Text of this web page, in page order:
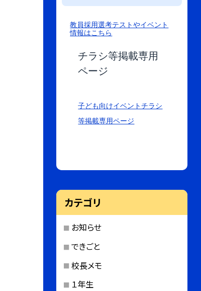
教員採用選考テストやイベント
情報はこちら
チラシ等掲載専用
ページ
子ども向けイベントチラシ
等掲載専用ページ
カテゴリ
お知らせ
できごと
校長メモ
１年生